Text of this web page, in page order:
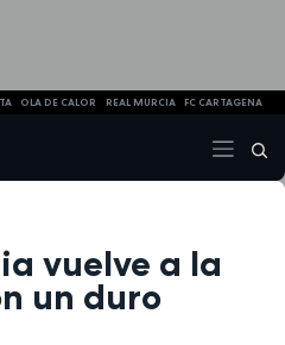
OLA DE CALOR REAL MURCIA FC CARTAGENA
vuelve a la
un duro